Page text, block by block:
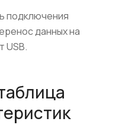
подключения
данных на
USB.